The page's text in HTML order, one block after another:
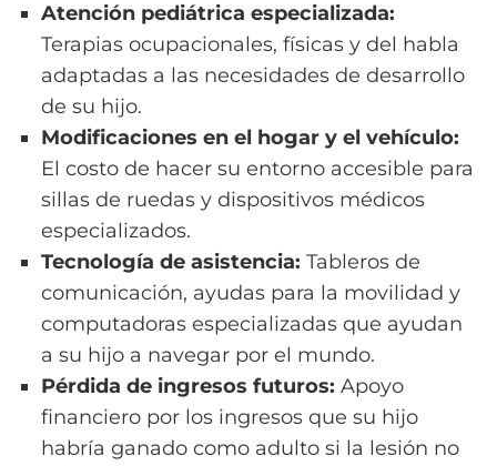
Atención pediátrica especializada:
Terapias ocupacionales, físicas y del habla
adaptadas a las necesidades de desarrollo
de su hijo.
Modificaciones en el hogar y el vehículo:
El costo de hacer su entorno accesible para
sillas de ruedas y dispositivos médicos
especializados.
Tecnología de asistencia: Tableros de
comunicación, ayudas para la movilidad y
computadoras especializadas que ayudan
a su hijo a navegar por el mundo.
Pérdida de ingresos futuros: Apoyo
financiero por los ingresos que su hijo
habría ganado como adulto si la lesión no